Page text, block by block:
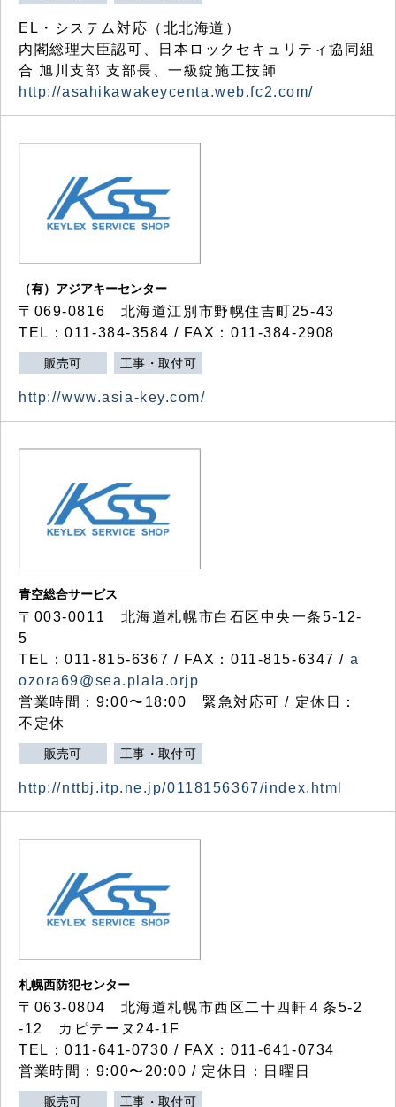
EL・システム対応（北北海道）
内閣総理大臣認可、日本ロックセキュリティ協同組
合 旭川支部 支部長、一級錠施工技師
http://asahikawakeycenta.web.fc2.com/
（有）アジアキーセンター
〒069-0816 北海道江別市野幌住吉町25-43
TEL：011-384-3584 / FAX：011-384-2908
販売可 工事・取付可
http://www.asia-key.com/
青空総合サービス
〒003-0011 北海道札幌市白石区中央一条5-12-
5
TEL：011-815-6367 / FAX：011-815-6347 / a
ozora69@sea.plala.orjp
営業時間：9:00〜18:00 緊急対応可 / 定休日：
不定休
販売可 工事・取付可
http://nttbj.itp.ne.jp/0118156367/index.html
札幌西防犯センター
〒063-0804 北海道札幌市西区二十四軒４条5-2
-12 カピテーヌ24-1F
TEL：011-641-0730 / FAX：011-641-0734
営業時間：9:00〜20:00 / 定休日：日曜日
販売可 工事・取付可